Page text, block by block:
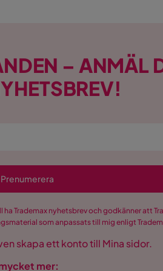
– ANMÄL
Prenumerera
Trademax nyhetsbrev och godkänner att
som anpassats till mig enligt
skapa ett konto till Mina sidor.
mer: